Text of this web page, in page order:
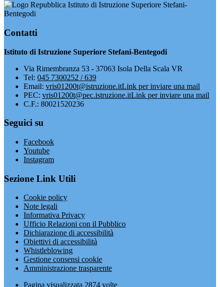
Istituto di Istruzione Superiore Stefani-
Bentegodi
Contatti
Istituto di Istruzione Superiore Stefani-Bentegodi
Via Rimembranza 53 - 37063 Isola Della Scala VR
Tel: 045 7300252 / 639
Email: vris01200t@istruzione.itLink per inviare una mail
PEC: vris01200t@pec.istruzione.itLink per inviare una mail
C.F.: 80021520236
Seguici su
Facebook
Youtube
Instagram
Sezione Link Utili
Cookie policy
Note legali
Informativa Privacy
Ufficio Relazioni con il Pubblico
Dichiarazione di accessibilità
Obiettivi di accessibilità
Whistleblowing
Gestione consensi cookie
Amministrazione trasparente
Pagina visualizzata 2874 volte